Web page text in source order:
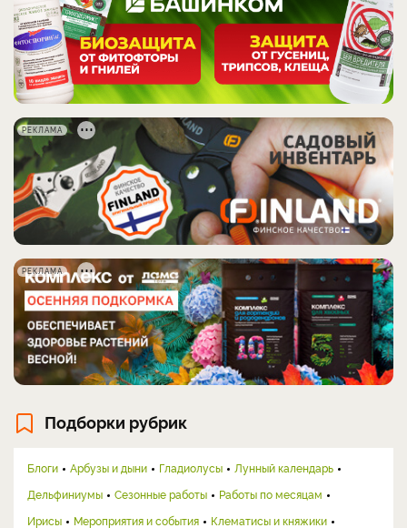
РЕКЛАМА
РЕКЛАМА
Подборки рубрик
Блоги Арбузы и дыни Гладиолусы
Лунный календарь
Дельфиниумы
Сезонные работы
Работы по месяцам
Ирисы
Мероприятия и события
Клематисы и княжики